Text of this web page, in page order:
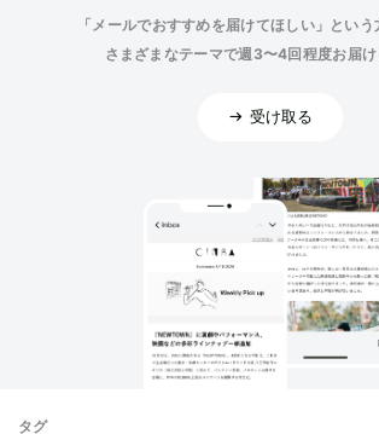
「メールでおすすめを届けてほしい」という
さまざまなテーマで週3〜4回程度お届け
受け取る
タグ